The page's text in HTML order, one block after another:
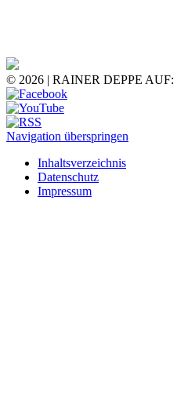
© 2026 | RAINER DEPPE AUF:
Navigation überspringen
Inhaltsverzeichnis
Datenschutz
Impressum